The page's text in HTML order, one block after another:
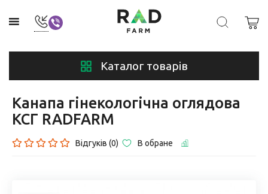
Каталог товарів
Канапа гінекологічна оглядова
КСГ RADFARM
Відгуків (0) В обране